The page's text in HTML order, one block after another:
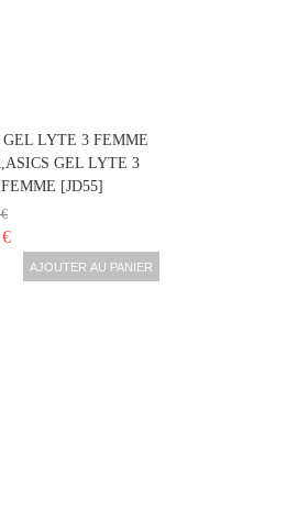
GEL LYTE 3 FEMME
GEL LYTE 3
FEMME [JD55]
AJOUTER AU PANIER